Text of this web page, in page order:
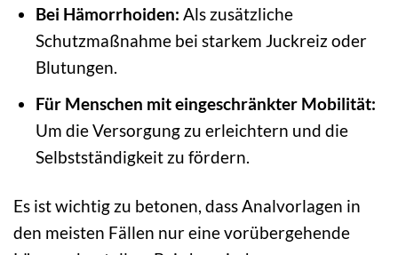
Bei Hämorrhoiden: Als zusätzliche
Schutzmaßnahme bei starkem Juckreiz oder
Blutungen.
Für Menschen mit eingeschränkter Mobilität:
Um die Versorgung zu erleichtern und die
Selbstständigkeit zu fördern.
Es ist wichtig zu betonen, dass Analvorlagen in
den meisten Fällen nur eine vorübergehende